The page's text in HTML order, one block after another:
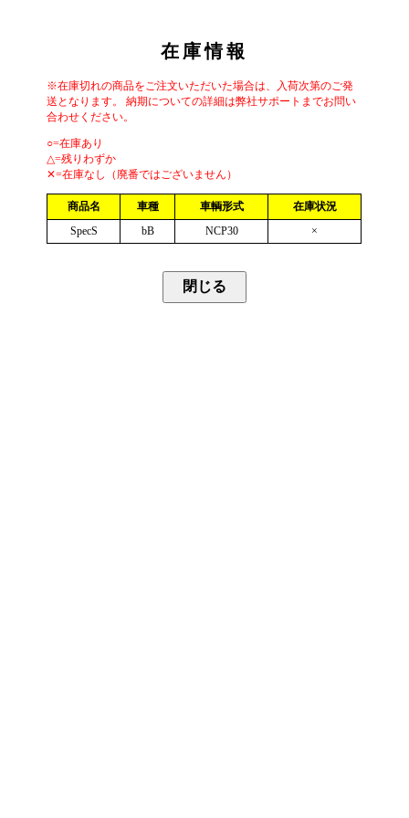
在庫情報
※在庫切れの商品をご注文いただいた場合は、入荷次第のご発
送となります。 納期についての詳細は弊社サポートまでお問い
合わせください。
○=在庫あり
△=残りわずか
✕=在庫なし（廃番ではございません）
商品名 車種 車輌形式
在庫状況
SpecS
bB NCP30 ×